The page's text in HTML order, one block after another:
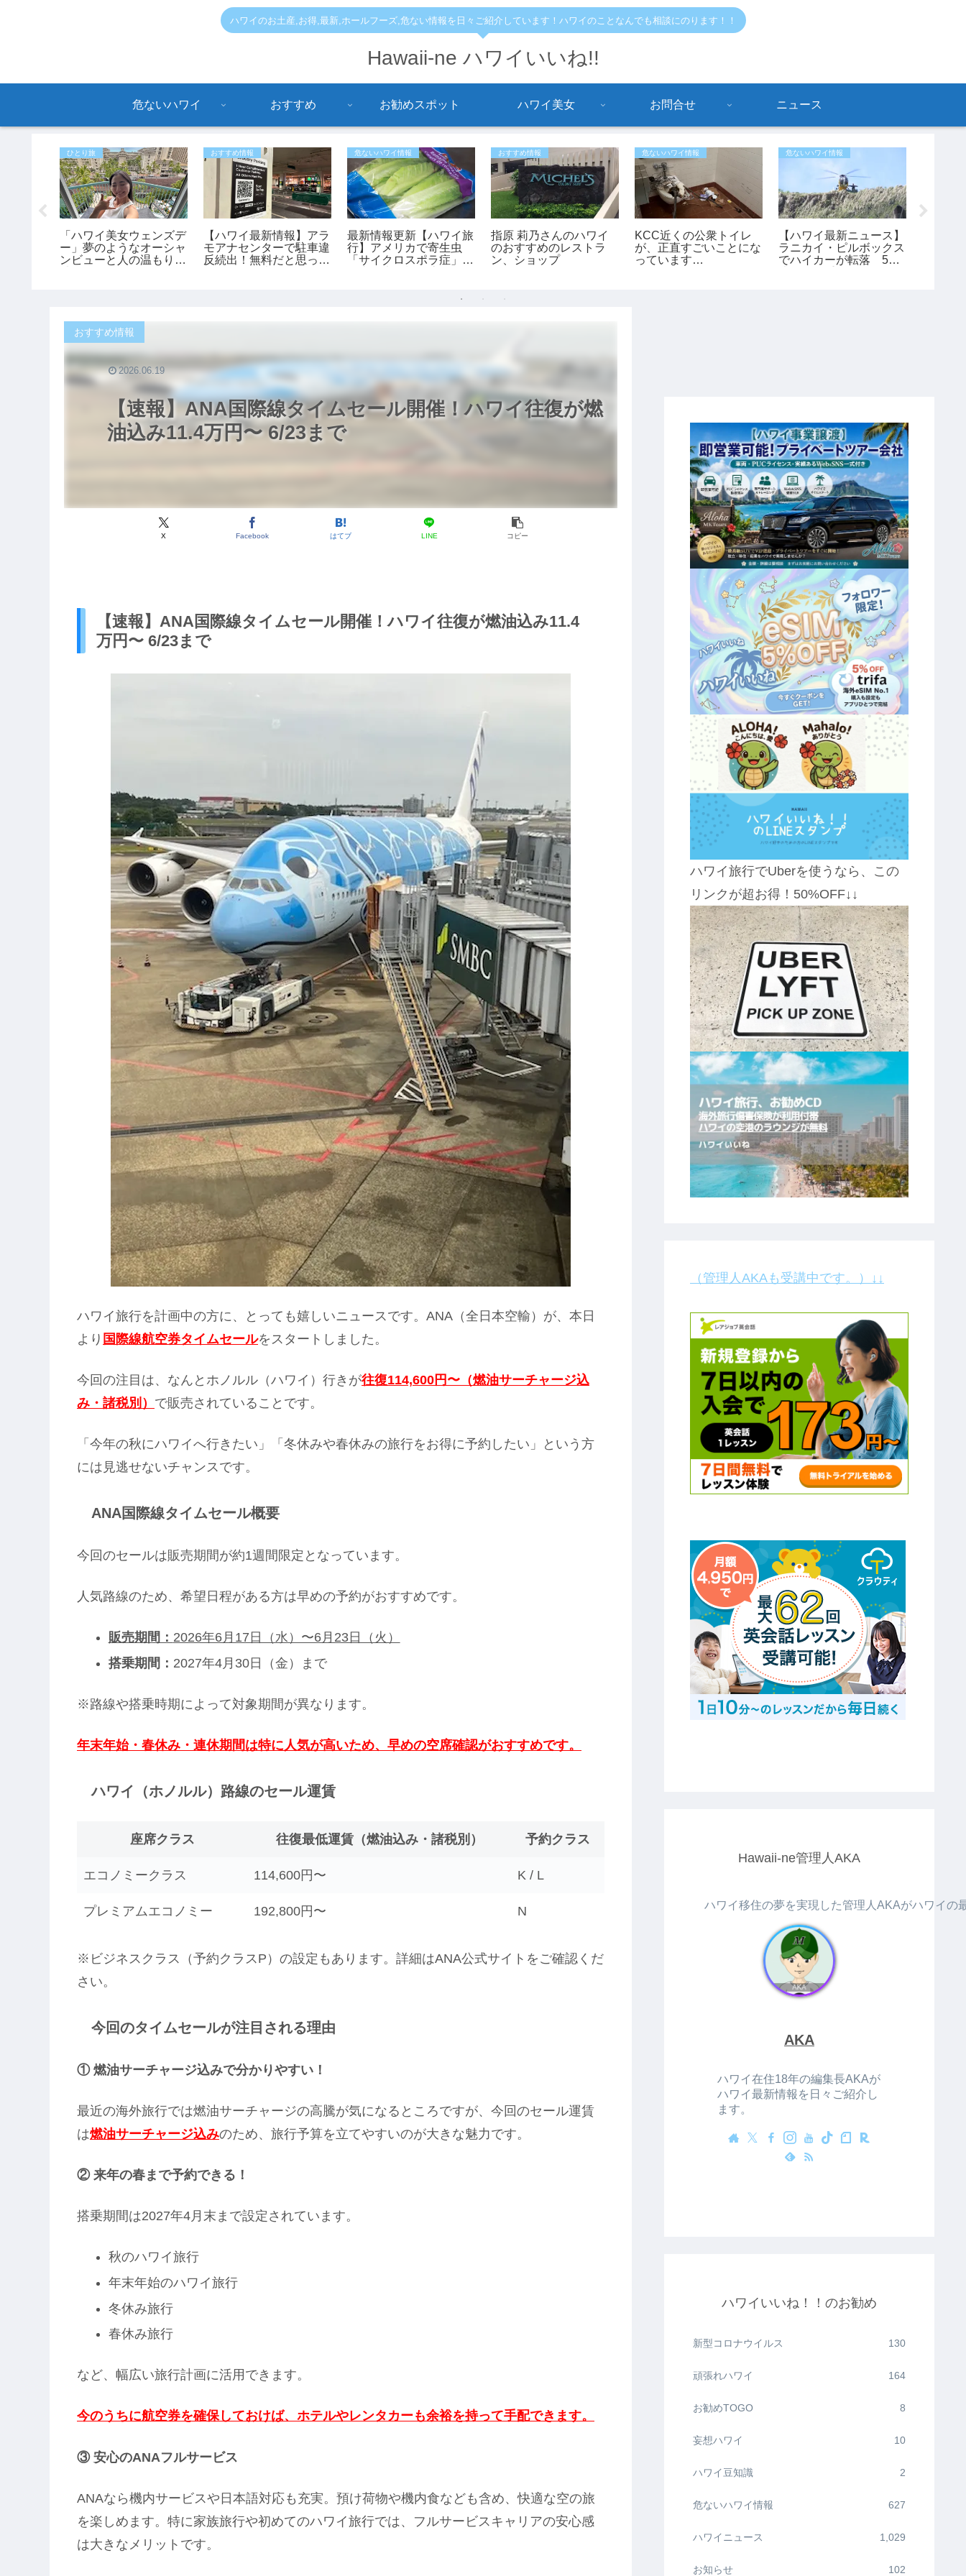
ハワイのお土産,お得,最新,ホールフーズ,危ない情報を日々ご紹介しています！ハワイのことなんでも相談にのります！！
Hawaii-ne ハワイいいね!!
危ないハワイ おすすめ お勧めスポット ハワイ美女 お問合せ ニュース
ひとり旅
「ハワイ美女ウェンズデ
ー」夢のようなオーシャ
ンビューと人の温もりに
おすすめ情報
【ハワイ最新情報】アラ
モアナセンターで駐車違
反続出！無料だと思って
危ないハワイ情報
最新情報更新【ハワイ旅
行】アメリカで寄生虫
「サイクロスポラ症」が
おすすめ情報
指原 莉乃さんのハワイ
のおすすめのレストラ
ン、ショップ
危ないハワイ情報
KCC近くの公衆トイレ
が、正直すごいことにな
っています…
危ないハワイ情報
【ハワイ最新ニュース】
ラニカイ・ピルボックス
でハイカーが転落 53
【速報】ANA国際線タイムセール開催！ハワイ往復が燃
油込み11.4万円〜 6/23まで
おすすめ情報
X Facebook はてブ LINE コピー
2026.06.19
【速報】ANA国際線タイムセール開催！ハワイ往復が燃油込み11.4
万円〜 6/23まで
ハワイ旅行を計画中の方に、とっても嬉しいニュースです。ANA（全日本空輸）が、本日
より 国際線航空券タイムセールをスタートしました。
今回の注目は、なんとホノルル（ハワイ）行きが往復114,600円〜（燃油サーチャージ込
み・諸税別） で販売されていることです。
「今年の秋にハワイへ行きたい」「冬休みや春休みの旅行をお得に予約したい」という方
には見逃せないチャンスです。
ANA国際線タイムセール概要
今回のセールは販売期間が約1週間限定となっています。
人気路線のため、希望日程がある方は早めの予約がおすすめです。
販売期間： 2026年6月17日（水）〜6月23日（火）
搭乗期間： 2027年4月30日（金）まで
※路線や搭乗時期によって対象期間が異なります。
年末年始・春休み・連休期間は特に人気が高いため、早めの空席確認がおすすめです。
ハワイ（ホノルル）路線のセール運賃
座席クラス 往復最低運賃（燃油込み・諸税別） 予約クラス
エコノミークラス 114,600円〜 K / L
プレミアムエコノミー 192,800円〜 N
※ビジネスクラス（予約クラスP）の設定もあります。詳細はANA公式サイトをご確認くだ
さい。
今回のタイムセールが注目される理由
① 燃油サーチャージ込みで分かりやすい！
最近の海外旅行では燃油サーチャージの高騰が気になるところですが、今回のセール運賃
は燃油サーチャージ込みのため、旅行予算を立てやすいのが大きな魅力です。
② 来年の春まで予約できる！
搭乗期間は2027年4月末まで設定されています。
秋のハワイ旅行
年末年始のハワイ旅行
冬休み旅行
春休み旅行
など、幅広い旅行計画に活用できます。
今のうちに航空券を確保しておけば、ホテルやレンタカーも余裕を持って手配できます。
③ 安心のANAフルサービス
ANAなら機内サービスや日本語対応も充実。預け荷物や機内食なども含め、快適な空の旅
を楽しめます。特に家族旅行や初めてのハワイ旅行では、フルサービスキャリアの安心感
は大きなメリットです。
ハワイ旅行でUberを使うなら、この
リンクが超お得！50%OFF↓↓
（管理人AKAも受講中です。）↓↓
Hawaii-ne管理人AKA
ハワイ移住の夢を実現した管理人AKAがハワイの
AKA
ハワイ在住18年の編集長AKAが
ハワイ最新情報を日々ご紹介し
ます。
ハワイいいね！！のお勧め
新型コロナウイルス 130
頑張れハワイ 164
お勧めTOGO 8
妄想ハワイ 10
ハワイ豆知識 2
危ないハワイ情報 627
ハワイニュース 1,029
お知らせ 102